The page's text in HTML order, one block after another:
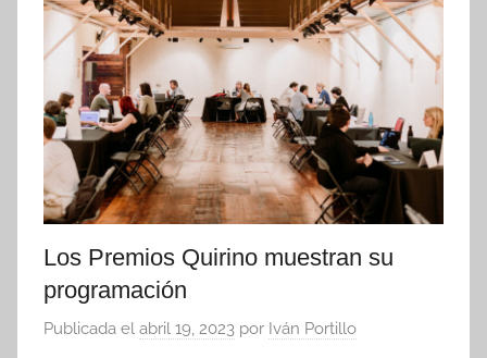
Los Premios Quirino muestran su
programación
Publicada el abril 19, 2023 por Iván Portillo